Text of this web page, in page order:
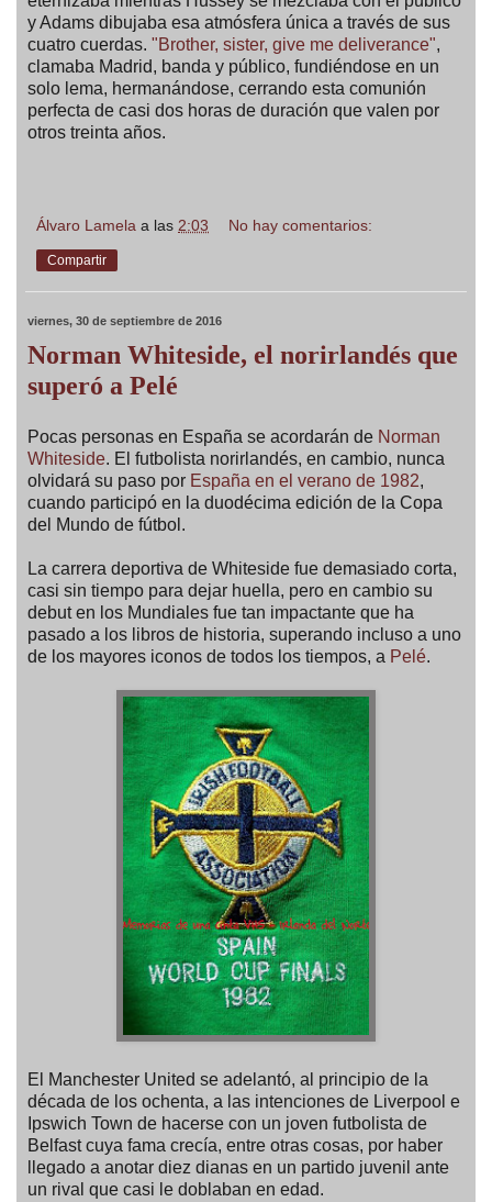
y Adams dibujaba esa atmósfera única a través de sus
cuatro cuerdas. "Brother, sister, give me deliverance",
clamaba Madrid, banda y público, fundiéndose en un
solo lema, hermanándose, cerrando esta comunión
perfecta de casi dos horas de duración que valen por
otros treinta años.
Álvaro Lamela a las 2:03 No hay comentarios:
Compartir
viernes, 30 de septiembre de 2016
Norman Whiteside, el norirlandés que
superó a Pelé
Pocas personas en España se acordarán de Norman
Whiteside. El futbolista norirlandés, en cambio, nunca
olvidará su paso por España en el verano de 1982,
cuando participó en la duodécima edición de la Copa
del Mundo de fútbol.
La carrera deportiva de Whiteside fue demasiado corta,
casi sin tiempo para dejar huella, pero en cambio su
debut en los Mundiales fue tan impactante que ha
pasado a los libros de historia, superando incluso a uno
de los mayores iconos de todos los tiempos, a Pelé.
El Manchester United se adelantó, al principio de la
década de los ochenta, a las intenciones de Liverpool e
Ipswich Town de hacerse con un joven futbolista de
Belfast cuya fama crecía, entre otras cosas, por haber
llegado a anotar diez dianas en un partido juvenil ante
un rival que casi le doblaban en edad.